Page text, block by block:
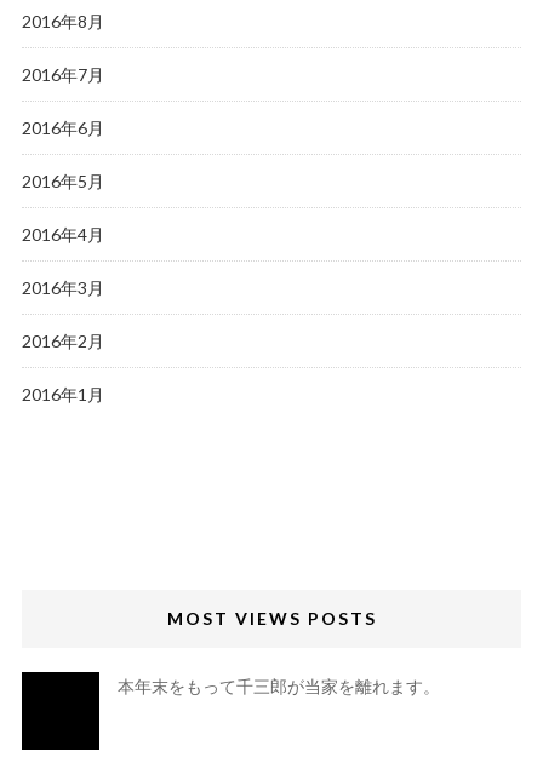
2016年8月
2016年7月
2016年6月
2016年5月
2016年4月
2016年3月
2016年2月
2016年1月
MOST VIEWS POSTS
本年末をもって千三郎が当家を離れます。